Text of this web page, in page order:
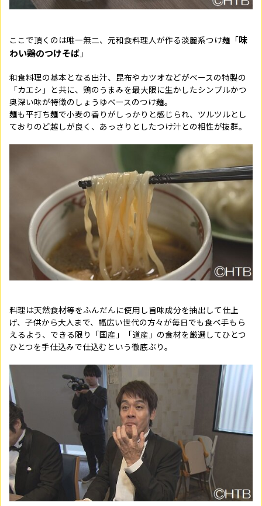
ここで頂くのは唯一無二、元和食料理人が作る淡麗系つけ麺「味
わい鶏のつけそば 」
和食料理の基本となる出汁、昆布やカツオなどがベースの特製の
「カエシ」と共に、鶏のうまみを最大限に生かしたシンプルかつ
奥深い味が特徴のしょうゆベースのつけ麺。
麺も平打ち麺で小麦の香りがしっかりと感じられ、ツルツルとし
ておりのど越しが良く、あっさりとしたつけ汁との相性が抜群。
料理は天然食材等をふんだんに使用し旨味成分を抽出して仕上
げ、子供から大人まで、幅広い世代の方々が毎日でも食べ手もら
えるよう、できる限り「国産」「道産」の食材を厳選してひとつ
ひとつを手仕込みで仕込むという徹底ぶり。